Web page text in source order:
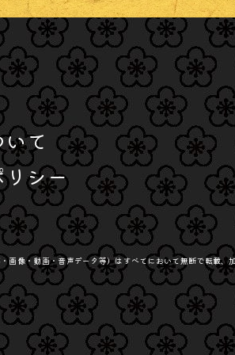
て
リシー
画像・動画・音声データ等）はすべてにおいて無断で転載、